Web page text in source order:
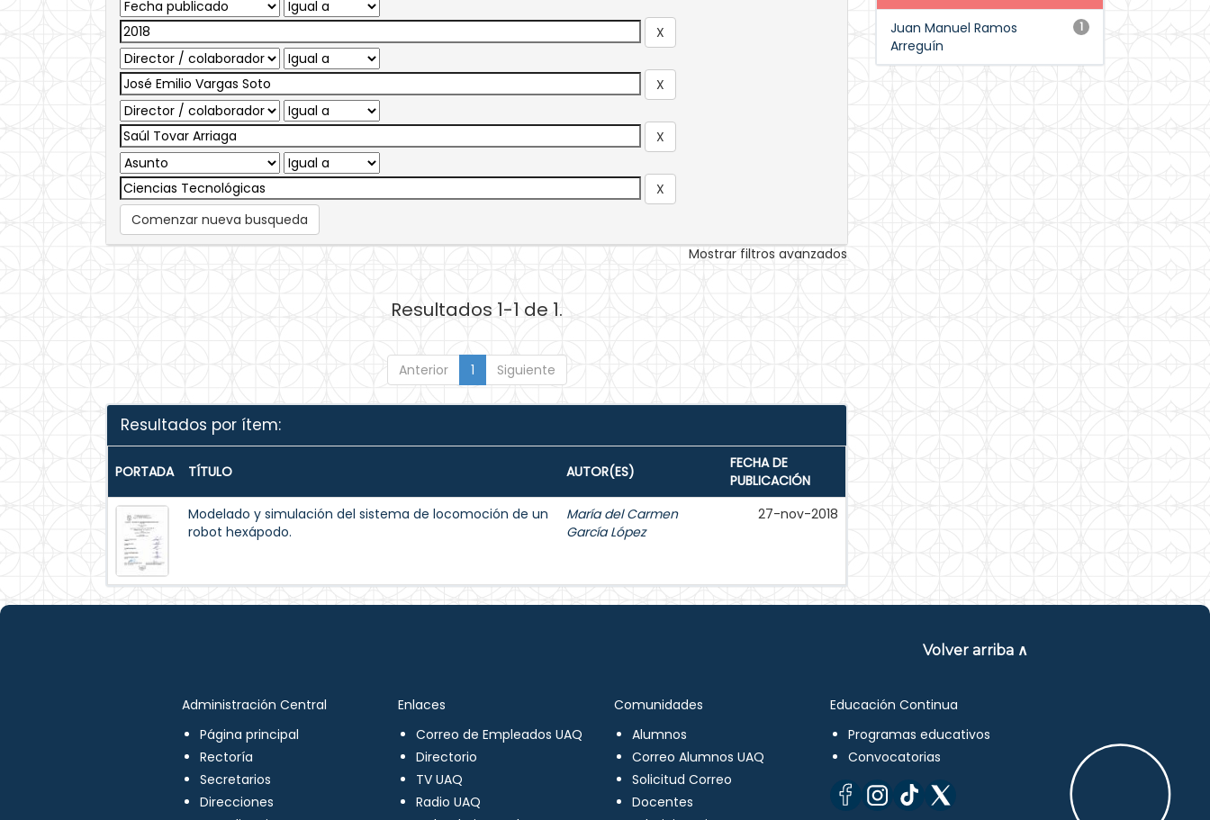
Comenzar nueva busqueda
Mostrar filtros avanzados
Resultados 1-1 de 1.
Anterior 1 Siguiente
Resultados por ítem:
PORTADA TÍTULO AUTOR(ES)
FECHA DE
PUBLICACIÓN
Modelado y simulación del sistema de locomoción de un
robot hexápodo.
María del Carmen
García López
27-nov-2018
1
Juan Manuel Ramos
Arreguín
Volver arriba ∧
Administración Central
Página principal
Rectoría
Secretarios
Direcciones
Enlaces
Correo de Empleados UAQ
Directorio
TV UAQ
Radio UAQ
Comunidades
Alumnos
Correo Alumnos UAQ
Solicitud Correo
Docentes
Educación Continua
Programas educativos
Convocatorias